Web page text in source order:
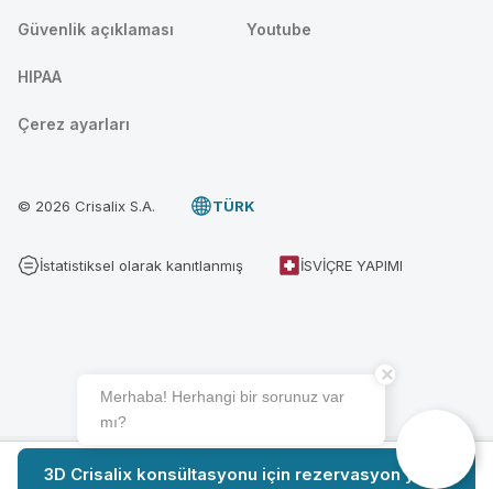
3D Crisalix konsültasyonu için rezervasyon yapın
Güvenlik açıklaması
HIPAA
Çerez ayarları
Youtube
© 2026 Crisalix S.A. TÜRK
İstatistiksel olarak kanıtlanmış İSVIÇRE YAPIMI
Merhaba! Herhangi bir sorunuz var
mı?